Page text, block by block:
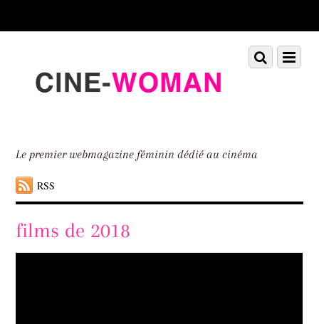
down
Le premier webmagazine féminin dédié au cinéma
RSS
Menu
Scroll
down
films de 2018